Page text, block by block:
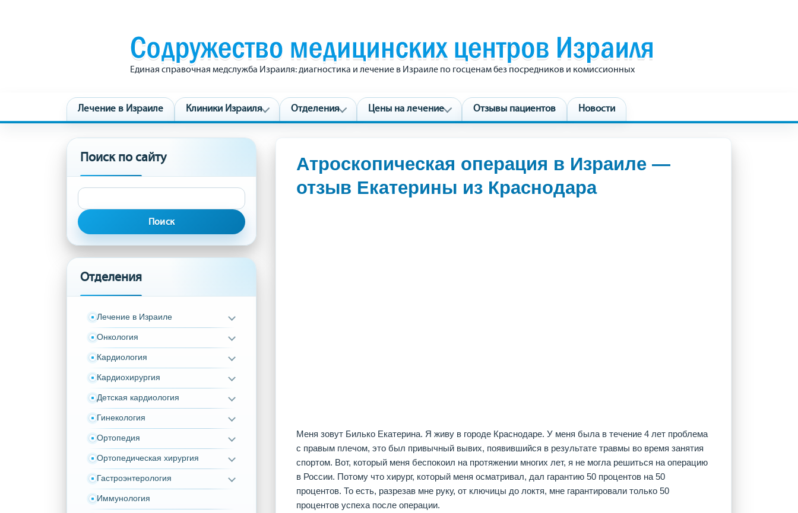
Единая справочная медслужба Израиля: диагностика и лечение в Израиле по госценам без посредников и комиссионных
Лечение в Израиле Клиники Израиля Отделения Цены на лечение Отзывы пациентов Новости
Поиск по сайту
Найти:
Отделения
Лечение в Израиле
Онкология
Кардиология
Кардиохирургия
Детская кардиология
Гинекология
Ортопедия
Ортопедическая хирургия
Гастроэнтерология
Иммунология
Атроскопическая операция в Израиле —
отзыв Екатерины из Краснодара
Меня зовут Билько Екатерина. Я живу в городе Краснодаре. У меня была в течение 4 лет проблема
с правым плечом, это был привычный вывих, появившийся в результате травмы во время занятия
спортом. Вот, который меня беспокоил на протяжении многих лет, я не могла решиться на операцию
в России. Потому что хирург, который меня осматривал, дал гарантию 50 процентов на 50
процентов. То есть, разрезав мне руку, от ключицы до локтя, мне гарантировали только 50
процентов успеха после операции.